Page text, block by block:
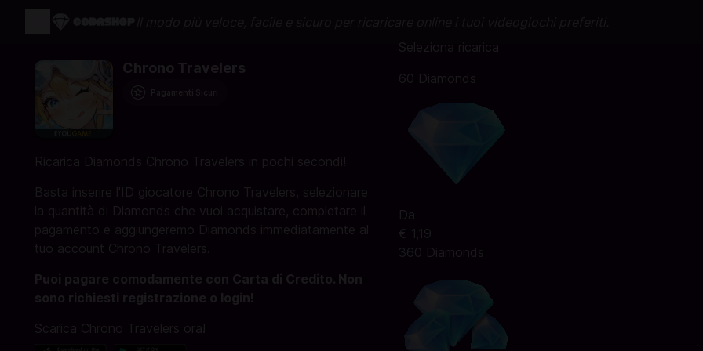
Chrono Travelers
Ricarica Diamonds Chrono Travelers in pochi secondi!
Basta inserire l'ID giocatore Chrono Travelers, selezionare
la quantità di Diamonds che vuoi acquistare, completare il
pagamento e aggiungeremo Diamonds immediatamente al
tuo account Chrono Travelers.
Puoi pagare comodamente con Carta di Credito. Non
sono richiesti registrazione o login!
Scarica Chrono Travelers ora!
Seleziona ricarica
60 Diamonds
Da
€ 1,19
360 Diamonds